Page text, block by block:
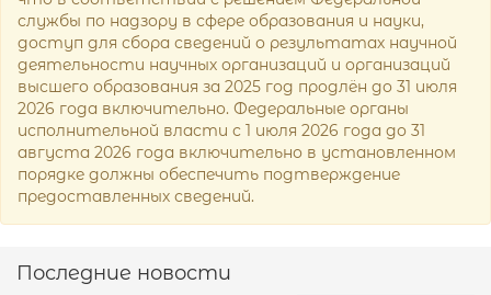
службы по надзору в сфере образования и науки,
доступ для сбора сведений о результатах научной
деятельности научных организаций и организаций
высшего образования за 2025 год продлён до 31 июля
2026 года включительно. Федеральные органы
исполнительной власти с 1 июля 2026 года до 31
августа 2026 года включительно в установленном
порядке должны обеспечить подтверждение
предоставленных сведений.
Последние новости